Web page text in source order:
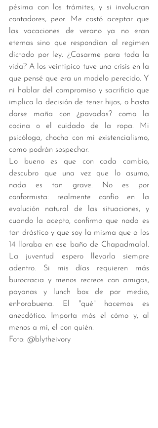
pésima con los trámites, y si involucran
contadores, peor. Me costó aceptar que
las vacaciones de verano ya no eran
eternas sino que respondían al regimen
dictado por ley. ¿Casarme para toda la
vida? A los veintipico tuve una crisis en la
que pensé que era un modelo perecido. Y
ni hablar del compromiso y sacrificio que
implica la decisión de tener hijos, o hasta
darse maña con ¿pavadas? como la
cocina o el cuidado de la ropa. Mi
psicóloga, chocha con mi existencialismo,
como podrán sospechar.
Lo bueno es que con cada cambio,
descubro que una vez que lo asumo,
nada es tan grave. No es por
conformista: realmente confío en la
evolución natural de las situaciones, y
cuando la acepto, confirmo que nada es
tan drástico y que soy la misma que a los
14 lloraba en ese baño de Chapadmalal.
La juventud espero llevarla siempre
adentro. Si mis días requieren más
burocracia y menos recreos con amigas,
payanas y lunch box de por medio,
enhorabuena. El "qué" hacemos es
anecdótico. Importa más el cómo y, al
menos a mí, el con quién.
Foto: @blytheivory